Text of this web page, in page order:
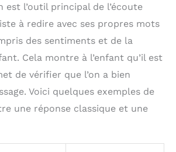
l’outil principal de l’écoute
à redire avec ses propres mots
des sentiments et de la
Cela montre à l’enfant qu’il est
de vérifier que l’on a bien
Voici quelques exemples de
une réponse classique et une